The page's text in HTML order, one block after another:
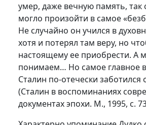
умер, даже вечную память, так
могло произойти в самое
Не случайно он учился в
хотя и потерял там веру, но
настоящему ее приобрести. А
понимаем… Но самое главное
Сталин по-отечески заботился
(Сталин в воспоминаниях
документах эпохи. М., 1995, с.